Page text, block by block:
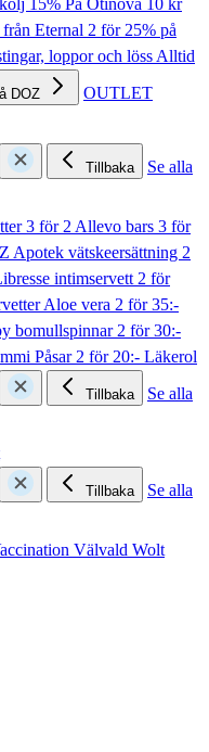
15% På Otinova 10 kr
Eternal 2 för 25% på
loppor och lössAlltid
DOZ OUTLET
Tillbaka
Se alla
3 för 2 Allevo bars 3 för
Apotek vätskeersättning 2
intimservett2 för
Aloe vera 2 för 35:-
bomullspinnar2 för 30:-
Påsar2 för 20:- Läkerol
Tillbaka
Se alla
Tillbaka
Se alla
Välvald Wolt